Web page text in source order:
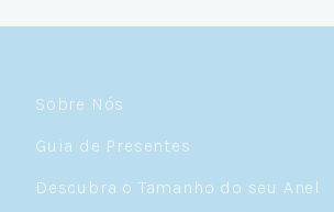
Sobre Nós
Guia de Presentes
Descubra o Tamanho do seu Anel